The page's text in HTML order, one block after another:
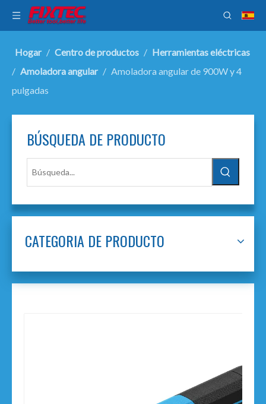
Hogar / Centro de productos / Herramientas eléctricas
/ Amoladora angular / Amoladora angular de 900W y 4
pulgadas
BÚSQUEDA DE PRODUCTO
CATEGORIA DE PRODUCTO